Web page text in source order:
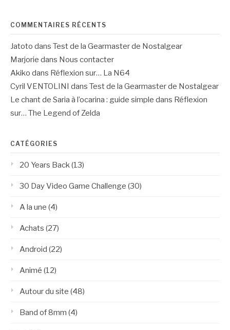
COMMENTAIRES RÉCENTS
Jatoto dans Test de la Gearmaster de Nostalgear
Marjorie dans Nous contacter
Akiko dans Réflexion sur… La N64
Cyril VENTOLINI dans Test de la Gearmaster de Nostalgear
Le chant de Saria à l’ocarina : guide simple dans Réflexion
sur… The Legend of Zelda
CATÉGORIES
20 Years Back(13)
30 Day Video Game Challenge (30)
A la une (4)
Achats (27)
Android (22)
Animé (12)
Autour du site (48)
Band of 8mm (4)